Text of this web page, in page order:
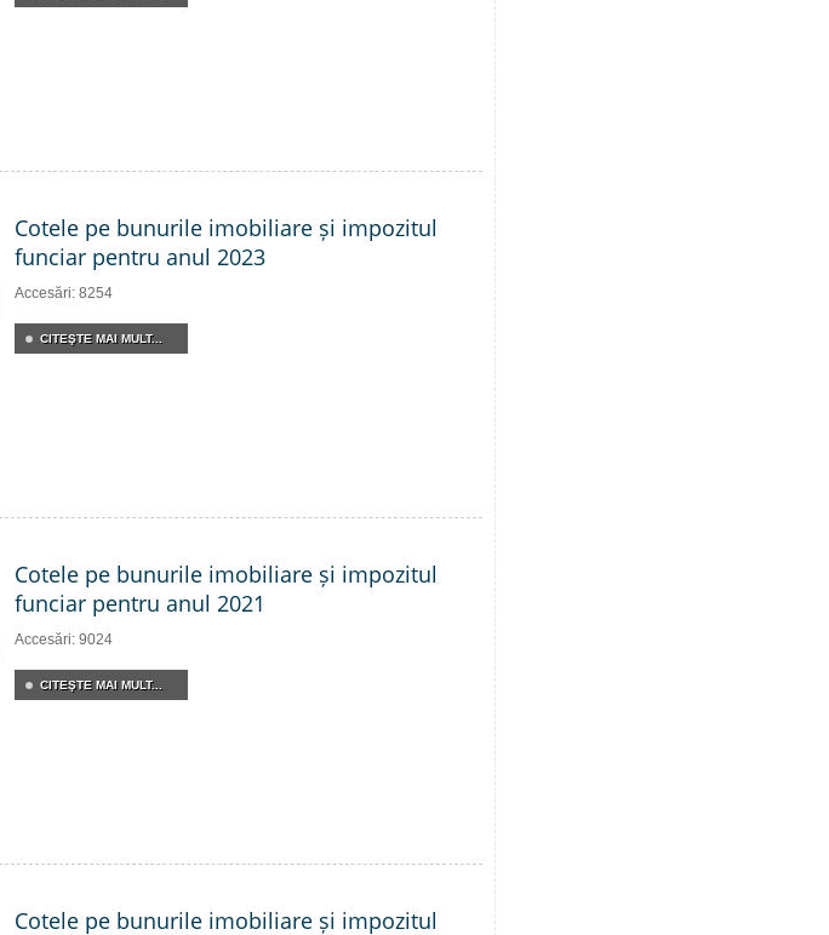
Cotele pe bunurile imobiliare și impozitul
funciar pentru anul 2023
Accesări: 8254
CITEŞTE MAI MULT...
Cotele pe bunurile imobiliare și impozitul
funciar pentru anul 2021
Accesări: 9024
CITEŞTE MAI MULT...
Cotele pe bunurile imobiliare și impozitul